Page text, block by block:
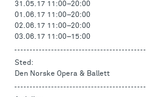
31.05.17 11:00–20:00
01.06.17 11:00–20:00
02.06.17 11:00–20:00
03.06.17 11:00–15:00
Sted:
Den Norske Opera & Ballett